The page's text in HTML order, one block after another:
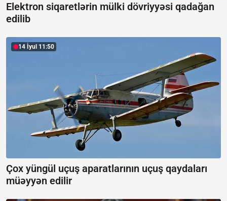
Elektron siqaretlərin mülki dövriyyəsi qadağan
edilib
14 İyul 11:50
Çox yüngül uçuş aparatlarının uçuş qaydaları
müəyyən edilir